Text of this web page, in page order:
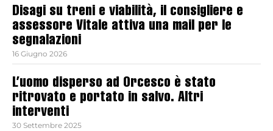
Disagi su treni e viabilità, il consigliere e
assessore Vitale attiva una mail per le
segnalazioni
16 Giugno 2026
L’uomo disperso ad Orcesco è stato
ritrovato e portato in salvo. Altri
interventi
30 Settembre 2025